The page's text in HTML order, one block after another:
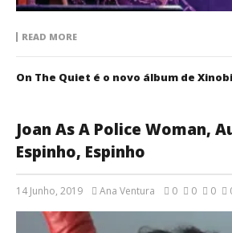
READ MORE
On The Quiet é o novo álbum de Xinobi
Joan As A Police Woman,
Espinho, Espinho
14 Junho, 2019 Ana Ventura 0 0 0